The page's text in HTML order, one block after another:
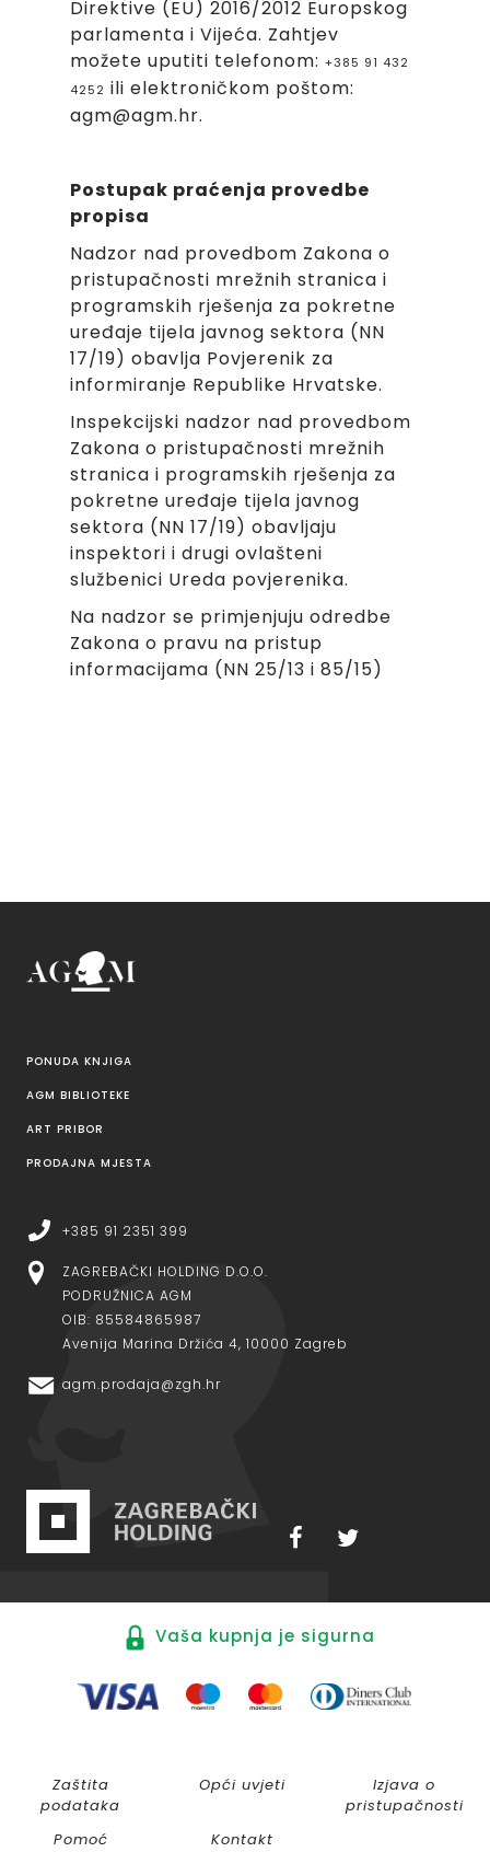
Direktive (EU) 2016/2012 Europskog
parlamenta i Vijeća. Zahtjev
možete uputiti telefonom: +385 91 432
4252 ili elektroničkom poštom:
agm@agm.hr.
Postupak praćenja provedbe
propisa
Nadzor nad provedbom Zakona o
pristupačnosti mrežnih stranica i
programskih rješenja za pokretne
uređaje tijela javnog sektora (NN
17/19) obavlja Povjerenik za
informiranje Republike Hrvatske.
Inspekcijski nadzor nad provedbom
Zakona o pristupačnosti mrežnih
stranica i programskih rješenja za
pokretne uređaje tijela javnog
sektora (NN 17/19) obavljaju
inspektori i drugi ovlašteni
službenici Ureda povjerenika.
Na nadzor se primjenjuju odredbe
Zakona o pravu na pristup
informacijama (NN 25/13 i 85/15)
PONUDA KNJIGA
AGM BIBLIOTEKE
ART PRIBOR
PRODAJNA MJESTA
+385 91 2351 399
ZAGREBAČKI HOLDING D.O.O.
PODRUŽNICA AGM
OIB: 85584865987
Avenija Marina Držića 4, 10000 Zagreb
agm.prodaja@zgh.hr
Vaša kupnja je sigurna
Zaštita
podataka
Opći uvjeti
Izjava o
pristupačnosti
Pomoć
Kontakt